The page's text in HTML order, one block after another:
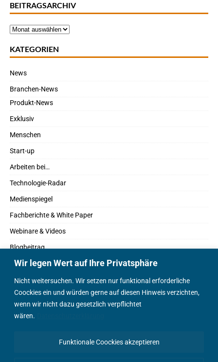
Wir legen Wert auf Ihre Privatsphäre
Nicht weitersuchen. Wir setzen nur funktional erforderliche
Coockies ein und würden gerne auf diesen Hinweis verzichten,
wenn wir nicht dazu gesetzlich verpflichtet
wären.
Funktionale Coockies akzeptieren
BEITRAGSARCHIV
KATEGORIEN
News
Branchen-News
Produkt-News
Exklusiv
Menschen
Start-up
Arbeiten bei…
Technologie-Radar
Medienspiegel
Fachberichte & White Paper
Webinare & Videos
Blogbeitrag
Fachbücher
Marktreport
Podcasts
Positionspapier
English Content